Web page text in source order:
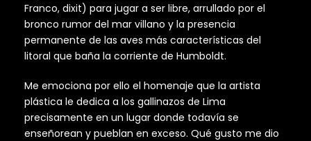
Franco, dixit) para jugar a ser libre, arrullado por el
bronco rumor del mar villano y la presencia
permanente de las aves más características del
litoral que baña la corriente de Humboldt.
Me emociona por ello el homenaje que la artista
plástica le dedica a los gallinazos de Lima
precisamente en un lugar donde todavía se
enseñorean y pueblan en exceso. Qué gusto me dio